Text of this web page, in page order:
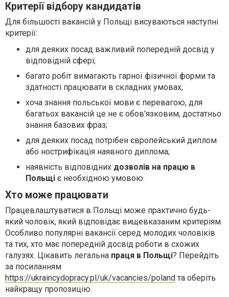
Критерії відбору кандидатів
Для більшості вакансій у Польщі висуваються наступні
критерії:
для деяких посад важливий попередній досвід у
відповідній сфері;
багато робіт вимагають гарної фізичної форми та
здатності працювати в складних умовах;
хоча знання польської мови є перевагою, для
багатьох вакансій це не є обов'язковим, достатньо
знання базових фраз;
для деяких посад потрібен європейський диплом
або нострифікація наявного диплома;
наявність відповідних дозволів на працю в
Польщі є необхідною умовою.
Хто може працювати
Працевлаштуватися в Польщі може практично будь-
який чоловік, який відповідає вищевказаним критеріям.
Особливо популярні вакансії серед молодих чоловіків
та тих, хто має попередній досвід роботи в схожих
галузях. Цікавить легальна праця в Польщі? Перейдіть
за посиланням
https://ukraincydopracy.pl/uk/vacancies/poland та оберіть
найкращу пропозицію.